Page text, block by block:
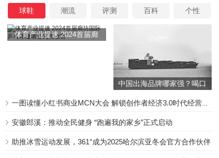
险峻的路段，帕拉丁也能够保持稳定的行驶状态，宽敞舒适
的车内空间和丰富的配置，更是让车主在享受越野乐趣的同
时，体验到如家一般的舒享。这正是新帕拉丁作为全路况
新帕拉丁全国首批用户在郑州日产研发中心合影留念
球鞋 潮流 评测 百科 个性
体育产业提速 2024首届廊
中国出海品牌哪家强？喝口
安徽郎溪：推动全民健身 “跑遍我的家乡”正式启动
助推冰雪运动发展，361°成为2025哈尔滨亚冬会官方合作伙伴